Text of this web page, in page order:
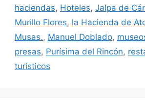
haciendas, Hoteles, Jalpa de
Murillo Flores, la Hacienda de
Musas., Manuel Doblado,
presas, Purísima del Rincón,
turísticos